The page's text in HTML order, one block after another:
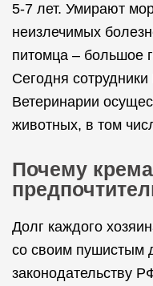
5-7 лет. Умирают
неизлечимых
питомца – большое
Сегодня
Ветеринарии
животных, в том
Почему
Долг каждого
со своим пушистым
законодательству